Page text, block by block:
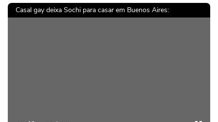
Casal gay deixa Sochi para casar em Buenos Aires: